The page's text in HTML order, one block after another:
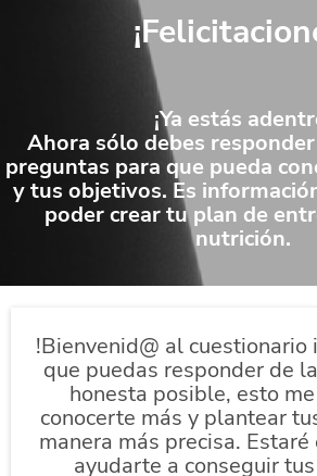
¡Ya estás
Ahora sólo debes
preguntas para que pueda
y tus objetivos. Es
poder crear tu plan de
nutrición.
!Bienvenid@ al cuestionario
que puedas responder de
honesta posible, esto
conocerte más y plantear
manera más precisa.
ayudarte a conseguir